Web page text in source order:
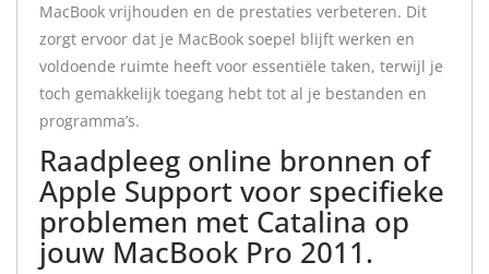
MacBook vrijhouden en de prestaties verbeteren. Dit
zorgt ervoor dat je MacBook soepel blijft werken en
voldoende ruimte heeft voor essentiële taken, terwijl je
toch gemakkelijk toegang hebt tot al je bestanden en
programma’s.
Raadpleeg online bronnen of
Apple Support voor specifieke
problemen met Catalina op
jouw MacBook Pro 2011.